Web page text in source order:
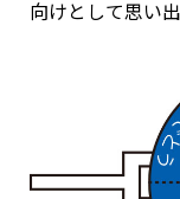
向けとして思い